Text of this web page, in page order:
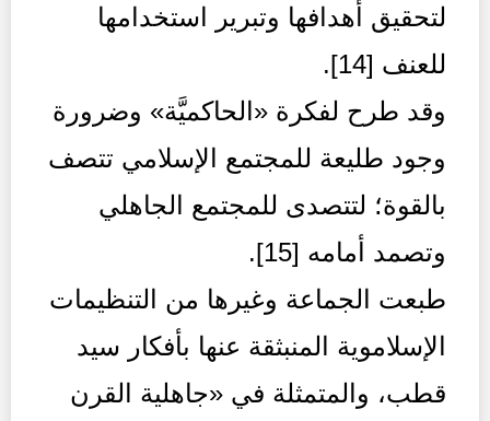
لتحقيق أهدافها وتبرير استخدامها
للعنف [14].
وقد طرح لفكرة «الحاكميَّة» وضرورة
وجود طليعة للمجتمع الإسلامي تتصف
بالقوة؛ لتتصدى للمجتمع الجاهلي
وتصمد أمامه [15].
طبعت الجماعة وغيرها من التنظيمات
الإسلاموية المنبثقة عنها بأفكار سيد
قطب، والمتمثلة في «جاهلية القرن